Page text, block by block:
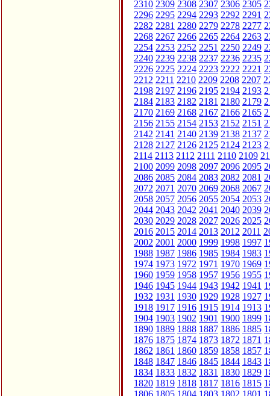
2310 2309 2308 2307 2306 2305
2296 2295 2294 2293 2292 2291
2282 2281 2280 2279 2278 2277
2268 2267 2266 2265 2264 2263
2254 2253 2252 2251 2250 2249
2240 2239 2238 2237 2236 2235
2226 2225 2224 2223 2222 2221
2212 2211 2210 2209 2208 2207
2198 2197 2196 2195 2194 2193
2184 2183 2182 2181 2180 2179
2170 2169 2168 2167 2166 2165
2156 2155 2154 2153 2152 2151
2142 2141 2140 2139 2138 2137
2128 2127 2126 2125 2124 2123
2114 2113 2112 2111 2110 2109
2100 2099 2098 2097 2096 2095
2086 2085 2084 2083 2082 2081
2072 2071 2070 2069 2068 2067
2058 2057 2056 2055 2054 2053
2044 2043 2042 2041 2040 2039
2030 2029 2028 2027 2026 2025
2016 2015 2014 2013 2012 2011
2002 2001 2000 1999 1998 1997
1988 1987 1986 1985 1984 1983
1974 1973 1972 1971 1970 1969
1960 1959 1958 1957 1956 1955
1946 1945 1944 1943 1942 1941
1932 1931 1930 1929 1928 1927
1918 1917 1916 1915 1914 1913
1904 1903 1902 1901 1900 1899
1890 1889 1888 1887 1886 1885
1876 1875 1874 1873 1872 1871
1862 1861 1860 1859 1858 1857
1848 1847 1846 1845 1844 1843
1834 1833 1832 1831 1830 1829
1820 1819 1818 1817 1816 1815